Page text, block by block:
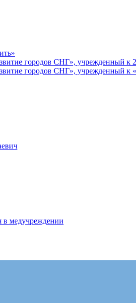
городов СНГ», учрежденный к
городов СНГ», учрежденный к
в медучреждении